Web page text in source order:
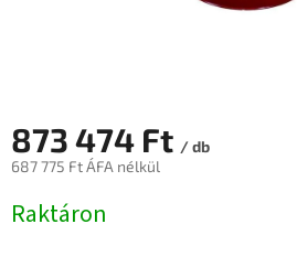
873 474 Ft / db
687 775 Ft ÁFA nélkül
Raktáron